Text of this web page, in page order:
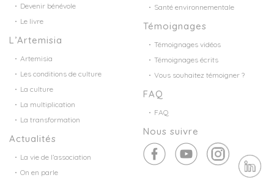
Devenir bénévole
Le livre
L’Artemisia
Artemisia
Les conditions de culture
La culture
La multiplication
La transformation
Actualités
La vie de l’association
On en parle
Santé environnementale
Témoignages
Témoignages vidéos
Témoignages écrits
Vous souhaitez témoigner ?
FAQ
FAQ
Nous suivre